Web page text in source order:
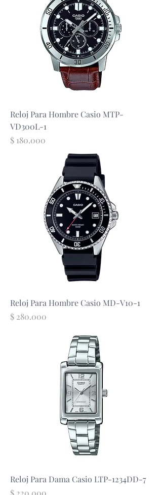
Reloj Para Hombre Casio MTP-
VD300L-1
Precio
$ 180.000
Reloj Para Hombre Casio MD-V10-1
Precio
$ 280.000
Reloj Para Dama Casio LTP-1234DD-7
Precio
$ 220.000